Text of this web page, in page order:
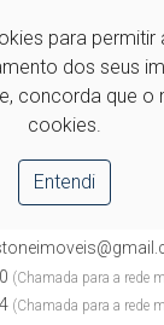
para permitir
dos seus
concorda que o
cookies.
Entendi
(Chamada para a rede
(Chamada para a rede